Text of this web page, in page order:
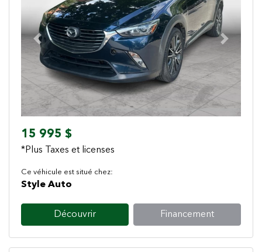
Previous Next
15 995 $
*Plus Taxes et licenses
Ce véhicule est situé chez:
Style Auto
Découvrir Financement